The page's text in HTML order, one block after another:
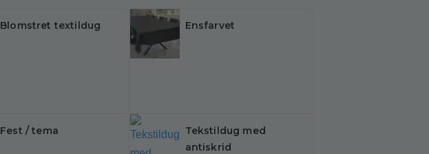
Blomstret textildug Ensfarvet
Fest / tema
Tekstildug med
antiskrid